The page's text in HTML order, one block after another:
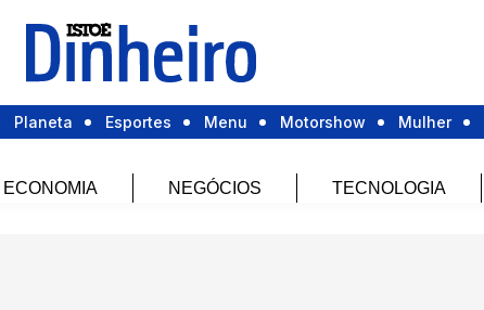
Planeta Esportes Menu Motorshow Mulher
ECONOMIA NEGÓCIOS TECNOLOGIA